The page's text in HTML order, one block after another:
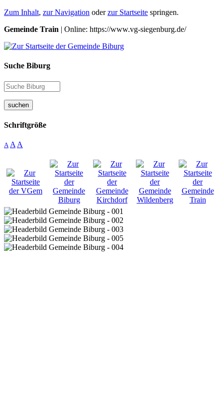
Zum Inhalt, zur Navigation oderzur Startseite springen.
Gemeinde Train | Online: https://www.vg-siegenburg.de/
Suche Biburg
suchen
Schriftgröße
A A A